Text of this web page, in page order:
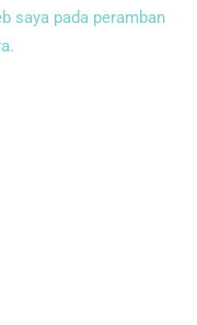
saya pada peramban